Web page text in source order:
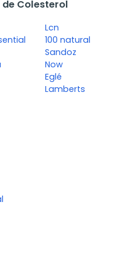
Colesterol
Lcn
100 natural
Sandoz
Now
Eglé
Lamberts